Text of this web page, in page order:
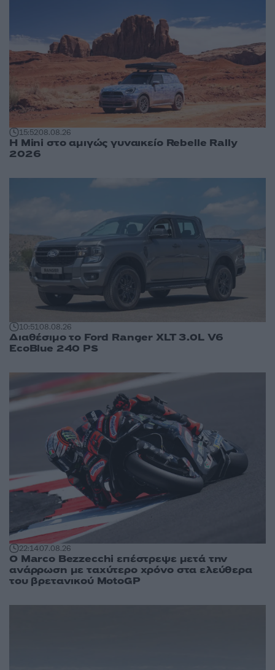
15:5208.08.26
Η Mini στο αμιγώς γυναικείο Rebelle Rally
2026
10:5108.08.26
Διαθέσιμο το Ford Ranger XLT 3.0L V6
EcoBlue 240 PS
22:1407.08.26
Ο Marco Bezzecchi επέστρεψε μετά την
ανάρρωση με ταχύτερο χρόνο στα ελεύθερα
του βρετανικού MotoGP